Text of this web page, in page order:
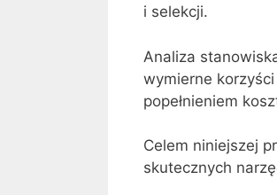
i selekcji.
Analiza
wymierne
popełnieniem
Celem niniejszej
skutecznych